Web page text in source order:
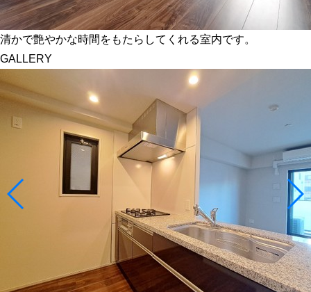
清かで艶やかな時間をもたらしてくれる室内です。
GALLERY